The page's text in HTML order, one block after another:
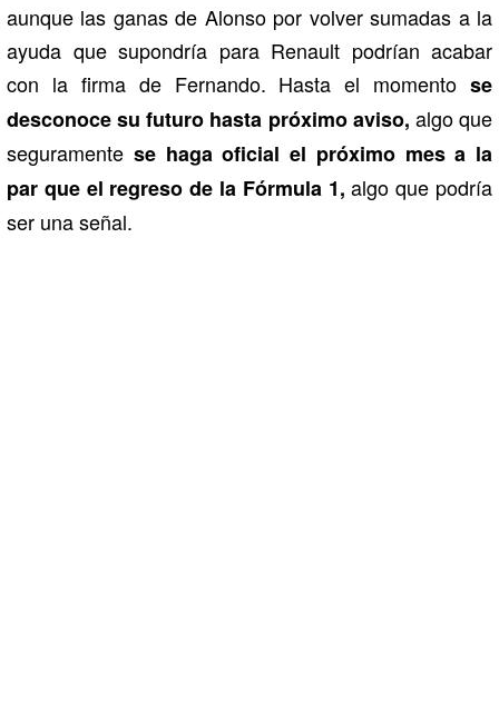
aunque las ganas de Alonso por volver sumadas a la
ayuda que supondría para Renault podrían acabar
con la firma de Fernando. Hasta el momento se
desconoce su futuro hasta próximo aviso, algo que
seguramente se haga oficial el próximo mes a la
par que el regreso de la Fórmula 1, algo que podría
ser una señal.